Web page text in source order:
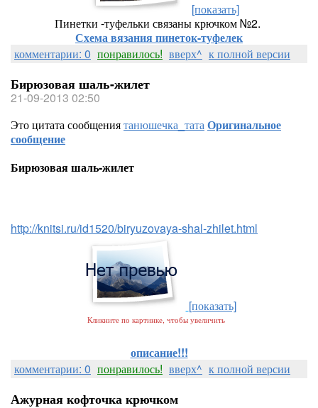
[показать]
Пинетки -туфельки связаны крючком №2.
Схема вязания пинеток-туфелек
комментарии: 0 понравилось! вверх^ к полной версии
Бирюзовая шаль-жилет
21-09-2013 02:50
Это цитата сообщениятанюшечка_татаОригинальное
сообщение
Бирюзовая шаль-жилет
http://knitsi.ru/id1520/biryuzovaya-shal-zhilet.html
[показать]
Кликните по картинке, чтобы увеличить
описание!!!
комментарии: 0 понравилось! вверх^ к полной версии
Ажурная кофточка крючком